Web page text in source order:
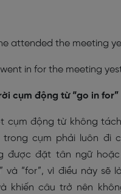
attended the meeting
in for the meeting
cụm động từ “go in for”
cụm động từ không
cụm phải luôn đi
được đặt tân ngữ
và “for”, vì điều này sẽ
khiến câu trở nên